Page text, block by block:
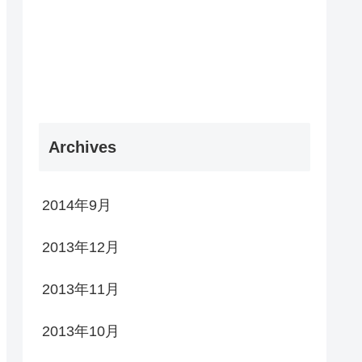
Archives
2014年9月
2013年12月
2013年11月
2013年10月